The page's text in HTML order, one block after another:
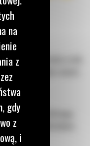
cięcie materiału w celu
i ograniczenia zużycia
wtórnego
betonu i oddzielenia
na
z
gdy
z
i